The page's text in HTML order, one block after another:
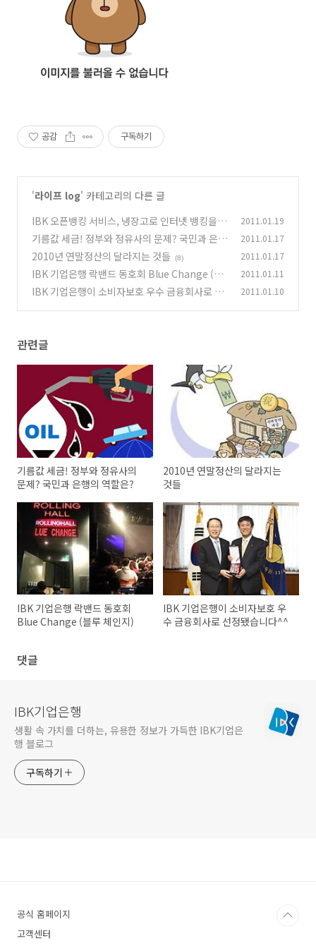
공감 구독하기
'라이프 log' 카테고리의 다른 글
IBK 오픈뱅킹 서비스, 냉장고로 인터넷 뱅킹을
하는 그날까지...
(47)
2011.01.19
기름값 세금! 정부와 정유사의 문제? 국민과 은행
의 역할은?
(10)
2011.01.17
2010년 연말정산의 달라지는 것들 (8) 2011.01.17
IBK 기업은행 락밴드 동호회 Blue Change (블
루 체인지) (20)
2011.01.11
IBK 기업은행이 소비자보호 우수 금융회사로 선
2011.01.10
관련글
기름값 세금! 정부와 정유사의
문제? 국민과 은행의 역할은?
2010년 연말정산의 달라지는
것들
IBK 기업은행 락밴드 동호회
Blue Change (블루 체인지)
IBK 기업은행이 소비자보호 우
수 금융회사로 선정됐습니다^^
댓글
IBK기업은행
생활 속 가치를 더하는, 유용한 정보가 가득한 IBK기업은
행 블로그
구독하기
공식 홈페이지
고객센터